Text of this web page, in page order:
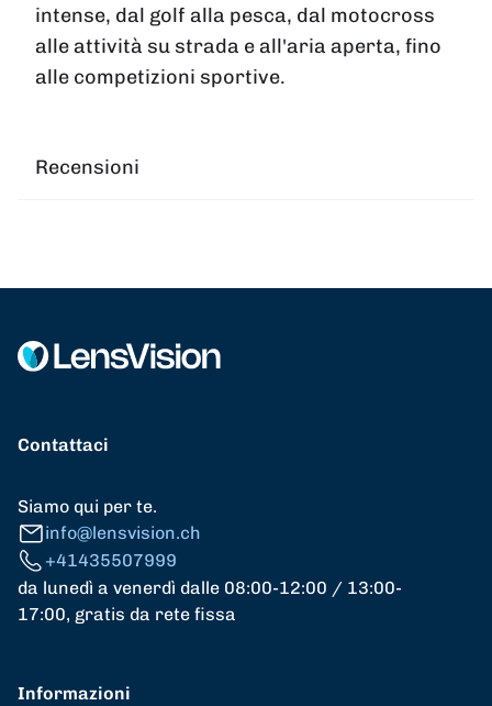
intense, dal golf alla pesca, dal motocross
alle attività su strada e all'aria aperta, fino
alle competizioni sportive.
Recensioni
Contattaci
Siamo qui per te.
info@lensvision.ch
+41435507999
da lunedì a venerdì dalle 08:00-12:00 / 13:00-
17:00, gratis da rete fissa
Informazioni